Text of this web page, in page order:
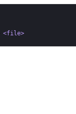
<file>